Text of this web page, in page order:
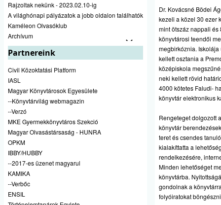
Rajzoltak nekünk - 2023.02.10-ig
A világhónapi pályázatok a jobb oldalon találhatók
Kaméleon Olvasóklub
Archívum
Partnereink
Civil Közoktatási Platform
IASL
Magyar Könyvtárosok Egyesülete
--Könyvtárvilág webmagazin
--Verzó
MKE Gyermekkönyvtáros Szekció
Magyar Olvasástársaság - HUNRA
OPKM
IBBY/HUBBY
--2017-es üzenet magyarul
KAMIKA
--Verbőc
ENSIL
Dr. Kovácsné Bödei
kezeli a közel 30 ezer
mint ötszáz nappali
könyvtárosi teendői
megbirkóznia.
kellett osztania a
középiskola
neki kellett rövid
4000 kötetes Faludi-
könyvtár elektronikus
Rengeteget dolgozott
könyvtár
teret és csendes
kialakíttatta a
rendelkezésére,
Minden lehetőséget
könyvtárba.
gondolnak a
folyóiratokat